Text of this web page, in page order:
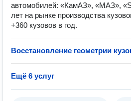
автомобилей: «КамАЗ», «МАЗ»,
лет на рынке производства
+360 кузовов в год.
Восстановление геометрии
Ещё 6 услуг